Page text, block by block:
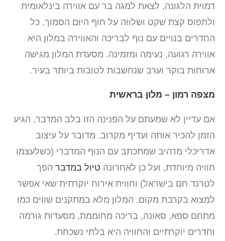
דמוית הלגונה, לצאת למגה בר עם אווירה בינלאומית
ולתפוס קצת שקט ושלווה על חוף היום הסמוך. כל
החדרים בנויים עם נוף לבריכה והאווירה במלון היא
אווירה רגועה, נעימה ומזמינה. מסעדת המלון מגישה
ארוחות בוקר וערב שנחשבות לטובות ביותר בעיר.
מצפה רמון – מלון בראשית
אם עדיין לא שמעתם על הפנינה הזו בלב המדבר, הגיע
הזמן להכיר אותה ועדיף מקרוב. מדובר על עיצוב
אדריכלי מרהיב שמתכתב עם הנוף המדברי (כשלעצמו
חוויה מיוחדת, ועל כן לאחרונה טיול במדבר הפך
לטרנד חם בישראל) וחווית אירוח יוקרתית שאי אפשר
למצוא בקרבת מקום. המלון מלא במתקנים שווים כמו
מתחם ספא, סאונה, בריכה מחוממת, מסעדות גורמה
וחדרים יוקרתיים והחוויה היא בלתי נשכחת.